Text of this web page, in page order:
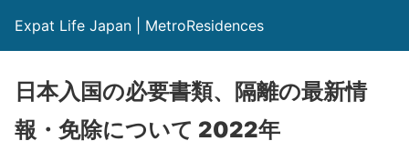
Expat Life Japan | MetroResidences
日本入国の必要書類、隔離の最新情
報・免除について 2022年